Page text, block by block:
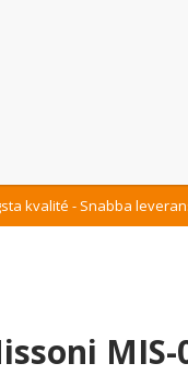
kvalité - Snabba
MIS-